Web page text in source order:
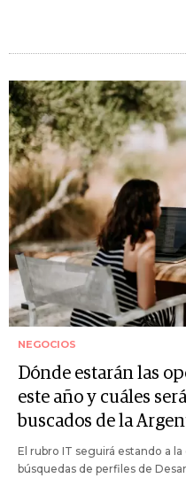
NEGOCIOS
Dónde estarán las
este año y cuáles
buscados de la
El rubro IT seguirá estando a
búsquedas de perfiles de